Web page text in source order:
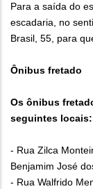
Para a saída do
escadaria, no
Brasil, 55, para
Ônibus fretado
Os ônibus
seguintes locais:
- Rua Zilca
Benjamim José
- Rua Walfrido